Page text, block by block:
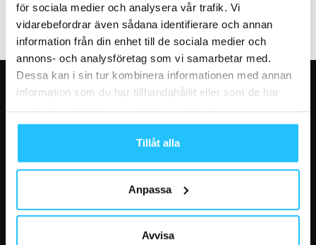
för sociala medier och analysera vår trafik. Vi
vidarebefordrar även sådana identifierare och annan
information från din enhet till de sociala medier och
annons- och analysföretag som vi samarbetar med.
Dessa kan i sin tur kombinera informationen med annan
information som du har tillhandahållit eller som de har
Tillåt alla
Anpassa
Avvisa
VÅRA FAVORITER
Nike satsar på hybridträning när Hyrox formar
nästa stora kategori
AI kommer aldrig kunna ersätta en frukost
efter träningspasset